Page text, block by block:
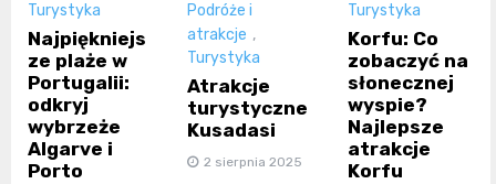
Turystyka
Najpiękniejs
ze plaże w
Portugalii:
odkryj
wybrzeże
Algarve i
Porto
Podróże i
atrakcje ,
Turystyka
Atrakcje
turystyczne
Kusadasi
2 sierpnia 2025
Turystyka
Korfu: Co
zobaczyć na
słonecznej
wyspie?
Najlepsze
atrakcje
Korfu